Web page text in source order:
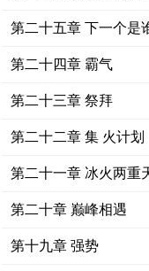
第二十五章 下一个是
第二十四章 霸气
第二十三章 祭拜
第二十二章 集 火计划
第二十一章 冰火两重
第二十章 巅峰相遇
第十九章 强势